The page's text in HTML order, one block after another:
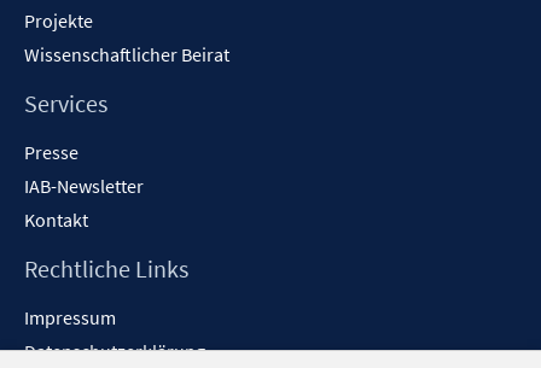
Projekte
Wissenschaftlicher Beirat
Services
Presse
IAB-Newsletter
Kontakt
Rechtliche Links
Impressum
Datenschutzerklärung